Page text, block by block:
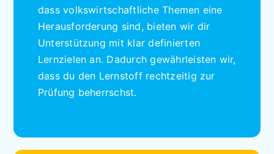
dass volkswirtschaftliche Themen eine
Herausforderung sind, bieten wir dir
Unterstützung mit klar definierten
Lernzielen an. Dadurch gewährleisten wir,
dass du den Lernstoff rechtzeitig zur
Prüfung beherrschst.